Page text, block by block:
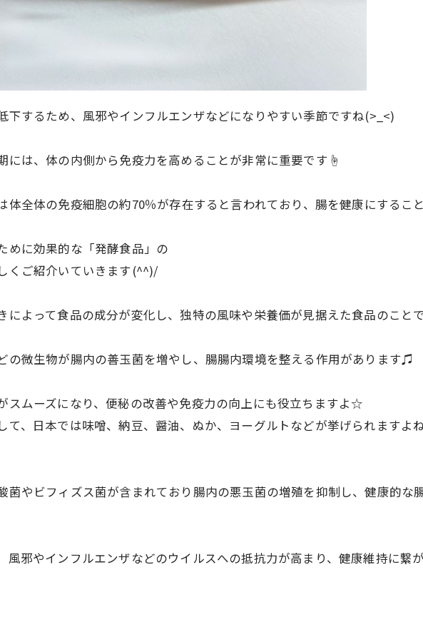
下するため、風邪やインフルエンザなどになりやすい季節ですね(>_<)
には、体の内側から免疫力を高めることが非常に重要です☝
体全体の免疫細胞の約70％が存在すると言われており、腸を健康にするこ
めに効果的な「発酵食品」の
くご紹介いていきます(^^)/
によって食品の成分が変化し、独特の風味や栄養価が見据えた食品のこと
の微生物が腸内の善玉菌を増やし、腸腸内環境を整える作用があります♫
スムーズになり、便秘の改善や免疫力の向上にも役立ちますよ☆
て、日本では味噌、納豆、醤油、ぬか、ヨーグルトなどが挙げられますよ
菌やビフィズス菌が含まれており腸内の悪玉菌の増殖を抑制し、健康的な
風邪やインフルエンザなどのウイルスへの抵抗力が高まり、健康維持に繋